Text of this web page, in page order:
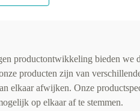
productontwikkeling bieden we
producten zijn van
elkaar afwijken. Onze
op elkaar af te stemmen.